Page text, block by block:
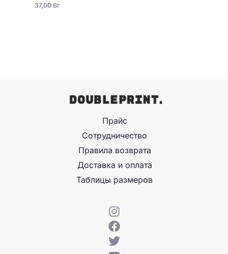
37,00 Br
Прайс
Сотрудничество
Правила возврата
Доставка и оплата
Таблицы размеров